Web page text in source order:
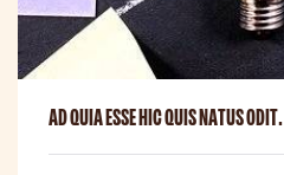
AD QUIA ESSE HIC QUIS NATUS ODIT.